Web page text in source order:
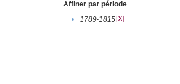
Affiner par période
•
1789-1815[X]